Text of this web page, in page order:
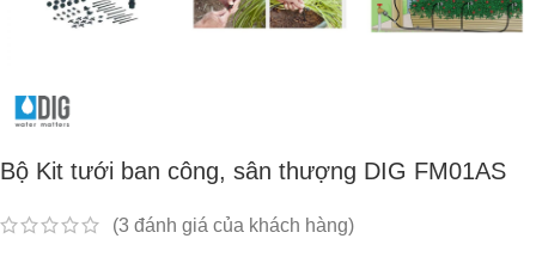
Bộ Kit tưới ban công, sân thượng DIG FM01AS
(3 đánh giá của khách hàng)